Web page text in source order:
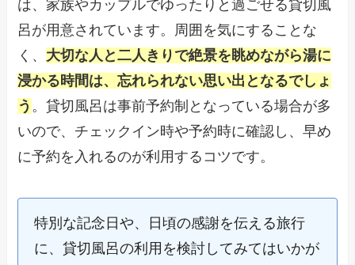
は、家族やカップルでゆったりと過ごせる貸切風
呂が用意されています。周囲を気にすることな
く、 大切な人と二人きりで絶景を眺めながら湯に
浸かる時間は、忘れられない思い出となるでしょ
う 。貸切風呂は事前予約制となっている場合が多
いので、チェックイン時や予約時に確認し、早め
に予約を入れるのが利用するコツです。
特別な記念日や、日頃の感謝を伝える旅行
に、貸切風呂の利用を検討してみてはいかが